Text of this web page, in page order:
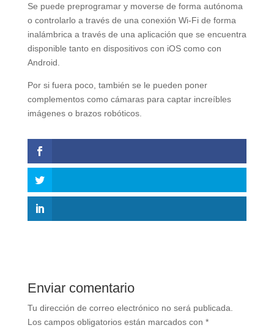
Se puede preprogramar y moverse de forma autónoma
o controlarlo a través de una conexión Wi-Fi de forma
inalámbrica a través de una aplicación que se encuentra
disponible tanto en dispositivos con iOS como con
Android.
Por si fuera poco, también se le pueden poner
complementos como cámaras para captar increíbles
imágenes o brazos robóticos.
Enviar comentario
Tu dirección de correo electrónico no será publicada.
Los campos obligatorios están marcados con *